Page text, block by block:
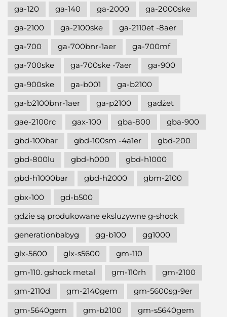
ga-120
ga-140 ga-2000
ga-2000ske
ga-2100
ga-2100ske
ga-2110et -8aer
ga-700
ga-700bnr-1aer
ga-700mf
ga-700ske
ga-700ske -7aer
ga-900
ga-900ske
ga-b001
ga-b2100
ga-b2100bnr-1aer
ga-p2100
gadżet
gae-2100rc
gax-100 gba-800
gba-900
gbd-100bar
gbd-100sm -4a1er
gbd-200
gbd-800lu
gbd-h000
gbd-h1000
gbd-h1000bar
gbd-h2000
gbm-2100
gbx-100
gd-b500
gdzie są produkowane eksluzywne g-shock
generationbabyg
gg-b100
gg1000
glx-5600
glx-s5600
gm-110
gm-110. gshock metal
gm-110rh
gm-2100
gm-2110d
gm-2140gem
gm-5600sg-9er
gm-5640gem
gm-b2100 gm-s5640gem